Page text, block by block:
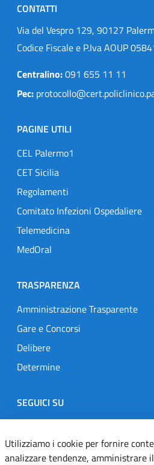
CONTATTI
Via del Vespro 129, 90127
Codice Fiscale e P.Iva AOUP
Centralino:091 655 11 11
Pec:
PAGINE UTILI
CEL Palermo1
CET Sicilia
Regolamenti
Comitato Infezioni Ospedaliere
Telemedicina
MedOral
TRASPARENZA
Amministrazione Trasparente
Gare e Concorsi
Delibere
Determine
SEGUICI SU
Designers Italia
TwitterInstagramYoutube
Utilizziamo i cookie per fornire
analizzare tendenze, amministrare